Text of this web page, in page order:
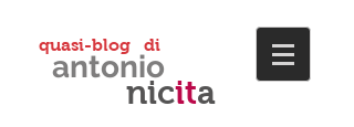
quasi-blog di
nicita